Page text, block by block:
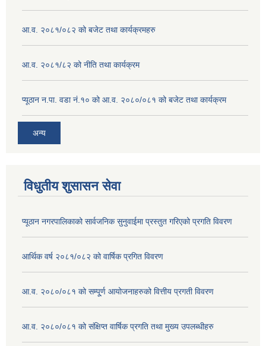
आ.व. २०८१/०८२ को बजेट तथा कार्यक्रमहरु
आ.व. २०८१/८२ को नीति तथा कार्यक्रम
प्यूठान न.पा. वडा नं.१० को आ.व. २०८०/०८१ को बजेट तथा कार्यक्रम
अन्य
विधुतीय शुसासन सेवा
प्यूठान नगरपालिकाको सार्वजनिक सुनुवाईमा प्रस्तुत गरिएको प्रगति विवरण
आर्थिक वर्ष २०८१/०८२ को वार्षिक प्रगित विवरण
आ.व. २०८०/०८१ को सम्पू्र्ण आयोजनाहरुको वित्तीय प्रगती विवरण
आ.व. २०८०/०८१ को संक्षिप्त वार्षिक प्रगति तथा मुख्य उपलब्धीहरु